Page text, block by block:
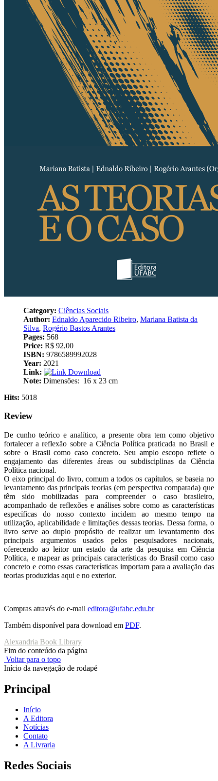
Category: Ciências Sociais
Author: Ednaldo Aparecido Ribeiro, Mariana Batista da
Silva, Rogério Bastos Arantes
Pages: 568
Price: R$ 92,00
ISBN: 9786589992028
Year: 2021
Link:
Download
Note: Dimensões: ‎ 16 x 23 cm
Hits: 5018
Review
De cunho teórico e analítico, a presente obra tem como objetivo
fortalecer a reflexão sobre a Ciência Política praticada no Brasil e
sobre o Brasil como caso concreto. Seu amplo escopo reflete o
engajamento das diferentes áreas ou subdisciplinas da Ciência
Política nacional.
O eixo principal do livro, comum a todos os capítulos, se baseia no
levantamento das principais teorias (em perspectiva comparada) que
têm sido mobilizadas para compreender o caso brasileiro,
acompanhado de reflexões e análises sobre como as características
específicas do nosso contexto incidem ao mesmo tempo na
utilização, aplicabilidade e limitações dessas teorias. Dessa forma, o
livro serve ao duplo propósito de realizar um levantamento dos
principais argumentos usados pelos pesquisadores nacionais,
oferecendo ao leitor um estado da arte da pesquisa em Ciência
Política, e mapear as principais características do Brasil como caso
concreto e como essas características importam para a avaliação das
teorias produzidas aqui e no exterior.
Compras através do e-mail editora@ufabc.edu.br
Também disponível para download em PDF.
Alexandria Book Library
Fim do conteúdo da página
Voltar para o topo
Início da navegação de rodapé
Principal
Início
A Editora
Notícias
Contato
A Livraria
Redes Sociais